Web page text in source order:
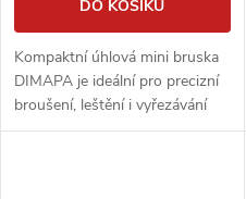
u
k
d
u
k
DO KOŠÍKU
Kompaktní úhlová mini bruska
DIMAPA je ideální pro precizní
broušení, leštění i vyřezávání
otvorů do obkladů a dlažeb pro